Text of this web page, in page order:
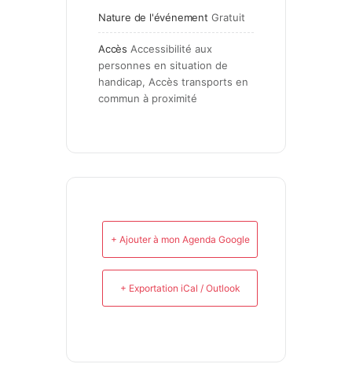
Nature de l'événement Gratuit
Accès Accessibilité aux
personnes en situation de
handicap, Accès transports en
commun à proximité
+ Ajouter à mon Agenda Google
+ Exportation iCal / Outlook